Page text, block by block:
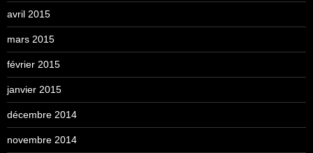
avril 2015
mars 2015
février 2015
janvier 2015
décembre 2014
novembre 2014